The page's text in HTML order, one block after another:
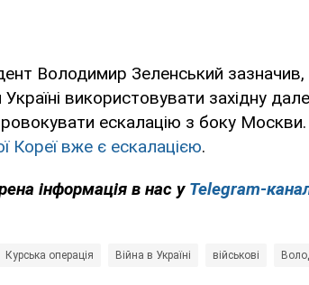
Володимир Зеленський
Україні використовувати західну
ескалацію з боку
Кореї вже є ескалацією.
інформація в нас у Telegram-
Курська операція Війна в Україні військові